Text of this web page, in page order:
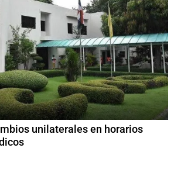
unilaterales en horarios